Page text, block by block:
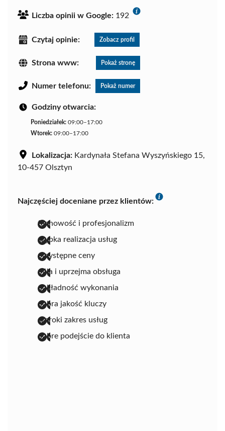
Liczba opinii w Google: 192
Czytaj opinie: Zobacz profil
Strona www: Pokaż stronę
Numer telefonu: Pokaż numer
Godziny otwarcia:
Poniedziałek: 09:00–17:00
Wtorek: 09:00–17:00
Lokalizacja: Kardynała Stefana Wyszyńskiego 15,
10-457 Olsztyn
Najczęściej doceniane przez klientów:
fachowość i profesjonalizm
szybka realizacja usług
przystępne ceny
miła i uprzejma obsługa
dokładność wykonania
dobra jakość kluczy
szeroki zakres usług
dobre podejście do klienta